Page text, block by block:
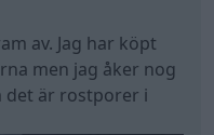
av. Jag har köpt
men jag åker nog
det är rostporer i